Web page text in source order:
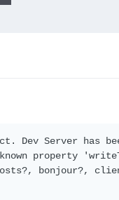
Dev Server has
property
bonjour?,